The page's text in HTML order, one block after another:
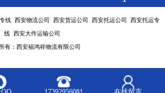
线 西安物流公司 西安货运公司 西安托运公司 西安托运专
线 西安大件运输公司
有：西安福鸿祥物流有限公司